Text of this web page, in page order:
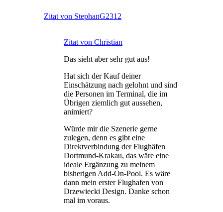
Zitat von StephanG2312
Zitat von Christian
Das sieht aber sehr gut aus!
Hat sich der Kauf deiner
Einschätzung nach gelohnt und sind
die Personen im Terminal, die im
Übrigen ziemlich gut aussehen,
animiert?
Würde mir die Szenerie gerne
zulegen, denn es gibt eine
Direktverbindung der Flughäfen
Dortmund-Krakau, das wäre eine
ideale Ergänzung zu meinem
bisherigen Add-On-Pool. Es wäre
dann mein erster Flughafen von
Drzewiecki Design. Danke schon
mal im voraus.